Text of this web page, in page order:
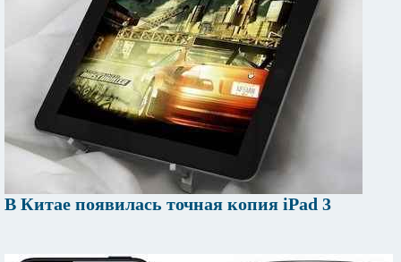
В Китае появилась точная копия iPad 3